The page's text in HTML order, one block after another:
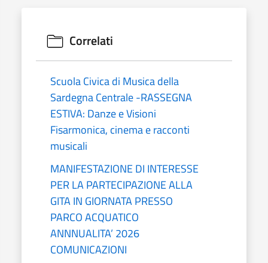
Correlati
Scuola Civica di Musica della
Sardegna Centrale -RASSEGNA
ESTIVA: Danze e Visioni
Fisarmonica, cinema e racconti
musicali
MANIFESTAZIONE DI INTERESSE
PER LA PARTECIPAZIONE ALLA
GITA IN GIORNATA PRESSO
PARCO ACQUATICO
ANNNUALITA’ 2026
COMUNICAZIONI